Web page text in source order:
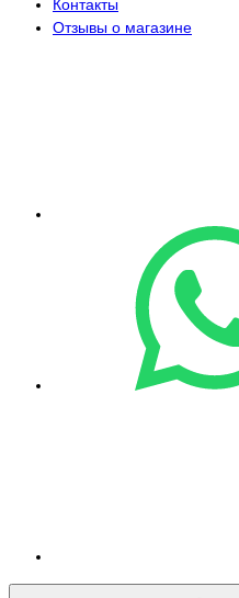
Контакты
Отзывы о магазине